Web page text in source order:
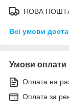
НОВА
Всі умови
Умови оплати
Оплата на
Оплата за